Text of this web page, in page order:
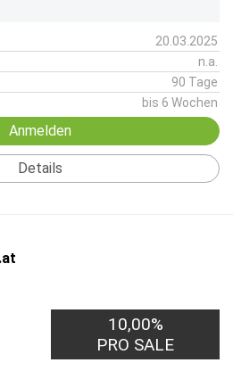
20.03.2025
n.a.
90 Tage
bis 6 Wochen
Anmelden
Details
10,00%
PRO SALE